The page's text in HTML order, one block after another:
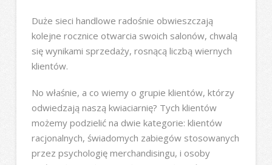
Duże sieci handlowe radośnie obwieszczają
kolejne rocznice otwarcia swoich salonów, chwalą
się wynikami sprzedaży, rosnącą liczbą wiernych
klientów.
No właśnie, a co wiemy o grupie klientów, którzy
odwiedzają naszą kwiaciarnię? Tych klientów
możemy podzielić na dwie kategorie: klientów
racjonalnych, świadomych zabiegów stosowanych
przez psychologię merchandisingu, i osoby